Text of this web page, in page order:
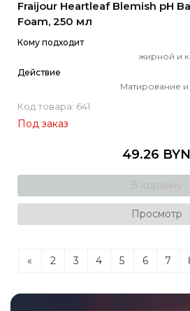
Fraijour Heartleaf Blemish pH
Foam, 250 мл
Кому подходит
жирной и
Действие
Матирование
Код товара: 641
Под заказ
49.26 BYN
В корзину
Просмотр
« 2 3 4 5 6 7